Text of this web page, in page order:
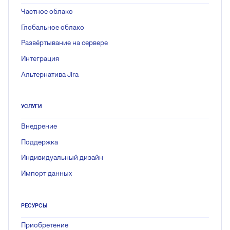
Частное облако
Глобальное облако
Развёртывание на сервере
Интеграция
Альтернатива Jira
УСЛУГИ
Внедрение
Поддержка
Индивидуальный дизайн
Импорт данных
РЕСУРСЫ
Приобретение